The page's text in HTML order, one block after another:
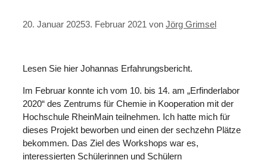
20. Januar 20253. Februar 2021 von Jörg Grimsel
Lesen Sie hier Johannas Erfahrungsbericht.
Im Februar konnte ich vom 10. bis 14. am „Erfinderlabor
2020“ des Zentrums für Chemie in Kooperation mit der
Hochschule RheinMain teilnehmen. Ich hatte mich für
dieses Projekt beworben und einen der sechzehn Plätze
bekommen. Das Ziel des Workshops war es,
interessierten Schülerinnen und Schülern